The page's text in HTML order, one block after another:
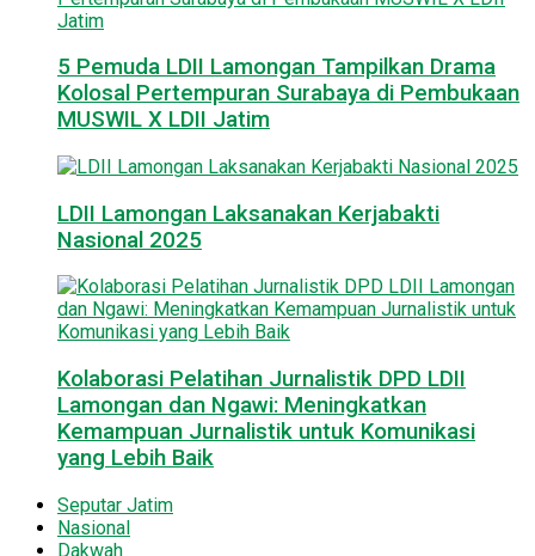
5 Pemuda LDII Lamongan Tampilkan Drama
Kolosal Pertempuran Surabaya di Pembukaan
MUSWIL X LDII Jatim
LDII Lamongan Laksanakan Kerjabakti
Nasional 2025
Kolaborasi Pelatihan Jurnalistik DPD LDII
Lamongan dan Ngawi: Meningkatkan
Kemampuan Jurnalistik untuk Komunikasi
yang Lebih Baik
Seputar Jatim
Nasional
Dakwah